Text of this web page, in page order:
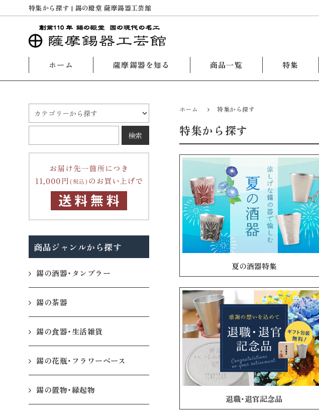
特集から探す | 錫の殿堂 薩摩錫器工芸館
ホーム 薩摩錫器を知る 商品一覧 特集
ホーム 特集から探す
特集から探す
夏の酒器特集
退職・退官記念品
商品ジャンルから探す
錫の酒器・タンブラー
錫の茶器
錫の食器・生活雑貨
錫の花瓶・フラワーベース
錫の置物・縁起物